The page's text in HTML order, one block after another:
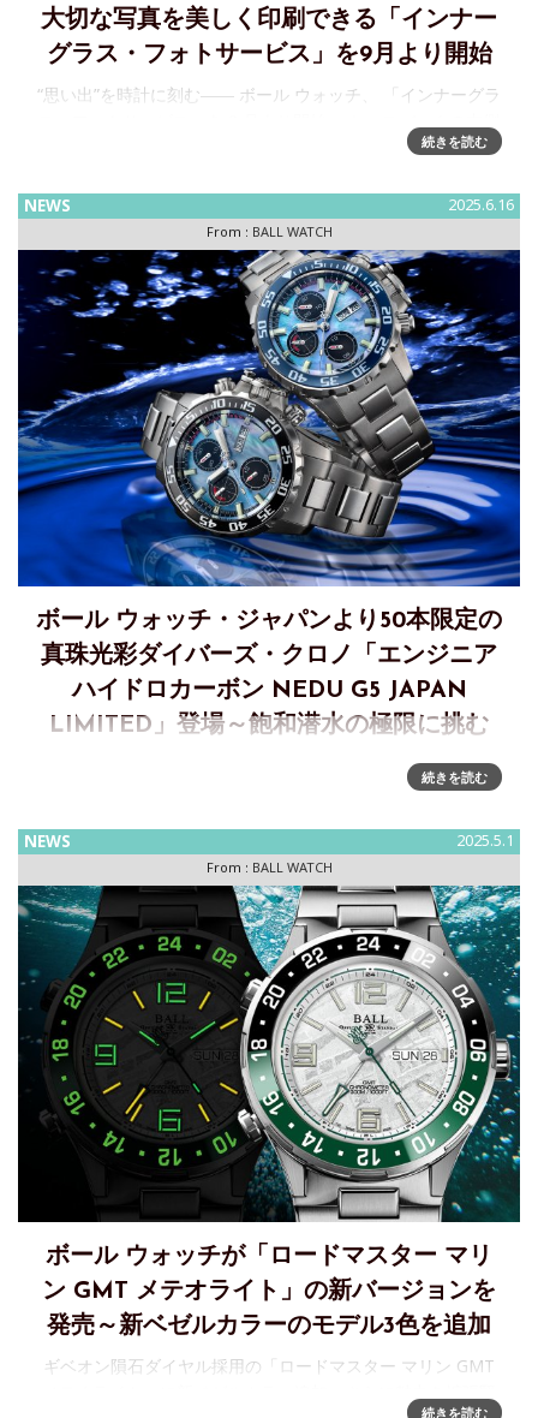
大切な写真を美しく印刷できる「インナー
グラス・フォトサービス」を9月より開始
“思い出”を時計に刻む―― ボール ウォッチ、 「インナーグラ
に、大切な写真を美しく印刷できるパーソナルオーダーサー
続きを読む
NEWS 2025.6.16
From : BALL WATCH
ボール ウォッチ・ジャパンより50本限定の
真珠光彩ダイバーズ・クロノ「エンジニア
ハイドロカーボン NEDU G5 JAPAN
LIMITED」登場～飽和潜水の極限に挑む
飽和潜水の極限に挑む、50本限定の真珠光彩ダイバーズ・ク
ロノ「エンジニア ハイドロカーボン NEDU G5 JAPAN
6/20（金）スタート堅牢かつ信頼性の高いプラクティカルな
機
続きを読む
NEWS 2025.5.1
From : BALL WATCH
ボール ウォッチが「ロードマスター マリ
ン GMT メテオライト」の新バージョンを
発売～新ベゼルカラーのモデル3色を追加
ギベオン隕石ダイヤル採用の「ロードマスター マリン GMT
続きを読む